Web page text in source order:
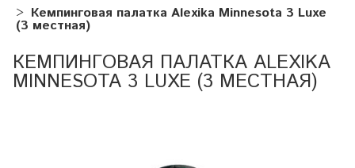
Кемпинговая палатка Alexika Minnesota 3 Luxe
(3 местная)
КЕМПИНГОВАЯ ПАЛАТКА ALEXIKA
MINNESOTA 3 LUXE (3 МЕСТНАЯ)